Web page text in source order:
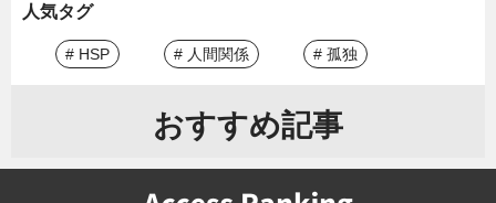
人気タグ
# HSP # 人間関係 # 孤独
おすすめ記事